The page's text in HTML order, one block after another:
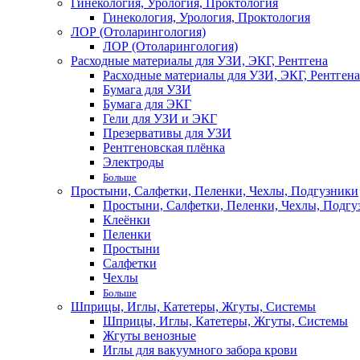
Гинекология, Урология, Проктология
Гинекология, Урология, Проктология
ЛОР (Отоларингология)
ЛОР (Отоларингология)
Расходные материалы для УЗИ, ЭКГ, Рентгена
Расходные материалы для УЗИ, ЭКГ, Рентгена
Бумага для УЗИ
Бумага для ЭКГ
Гели для УЗИ и ЭКГ
Презервативы для УЗИ
Рентгеновская плёнка
Электроды
Больше
Простыни, Салфетки, Пеленки, Чехлы, Подгузники
Простыни, Салфетки, Пеленки, Чехлы,
Клеёнки
Пеленки
Простыни
Салфетки
Чехлы
Больше
Шприцы, Иглы, Катетеры, Жгуты, Системы
Шприцы, Иглы, Катетеры, Жгуты, Системы
Жгуты венозные
Иглы для вакуумного забора крови